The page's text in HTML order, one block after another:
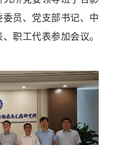
员、党支部书记、中
职工代表参加会议。